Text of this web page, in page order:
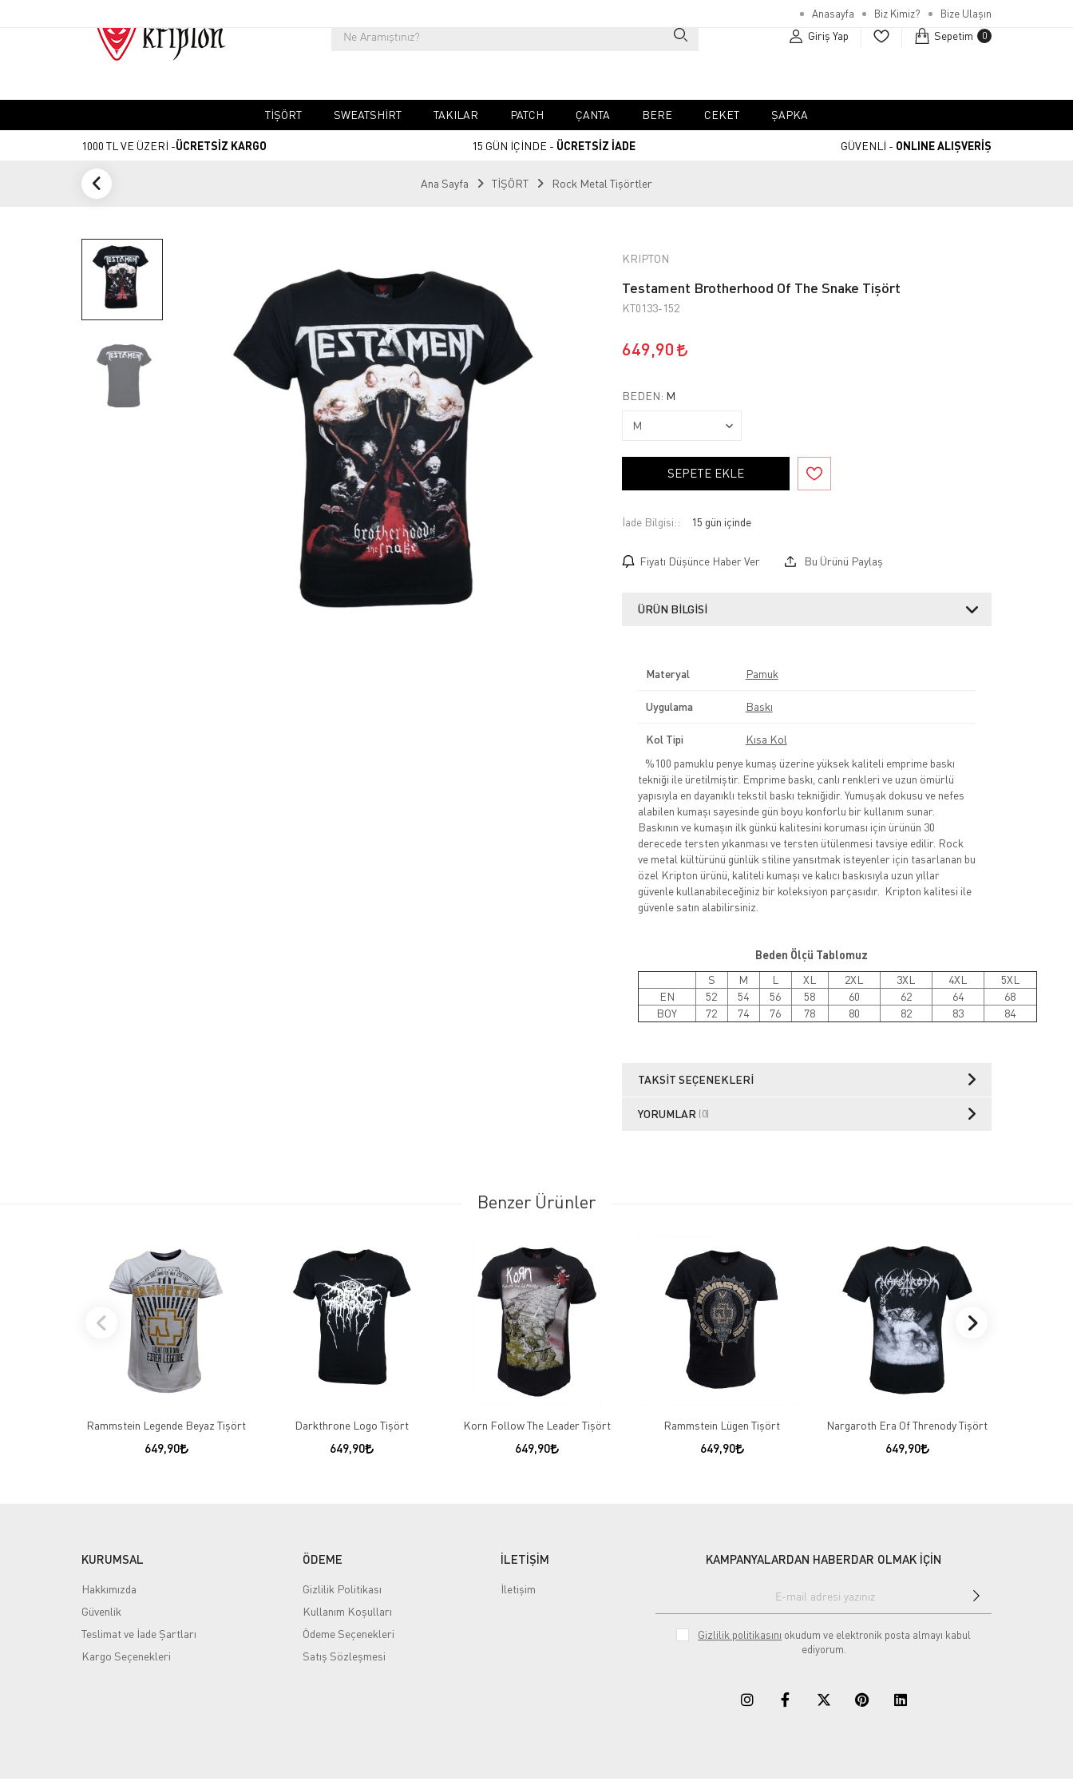
Anasayfa Biz Kimiz? Bize Ulaşın
Giriş Yap Sepetim 0
TIŞÖRT SWEATSHIRT TAKILAR PATCH ÇANTA BERE CEKET ŞAPKA
1000 TL VE ÜZERİ -ÜCRETSİZ KARGO 15 GÜN İÇİNDE - ÜCRETSİZ İADE GÜVENLİ - ONLINE ALIŞVERİŞ
Ana Sayfa TİŞÖRT Rock Metal Tişörtler
KRIPTON
Testament Brotherhood Of The Snake Tişört
KT0133-152
649,90
BEDEN: M
SEPETE EKLE
İade Bilgisi:
Fiyatı Düşünce Haber Ver Bu Ürünü Paylaş
ÜRÜN BILGISI
Materyal Pamuk
Uygulama Baskı
Kol Tipi
Kısa Kol
%100 pamuklu penye kumaş üzerine yüksek kaliteli emprime baskı
tekniği ile üretilmiştir. Emprime baskı, canlı renkleri ve uzun ömürlü
yapısıyla en dayanıklı tekstil baskı tekniğidir. Yumuşak dokusu ve nefes
alabilen kumaşı sayesinde gün boyu konforlu bir kullanım sunar.
Baskının ve kumaşın ilk günkü kalitesini koruması için ürünün 30
derecede tersten yıkanması ve tersten ütülenmesi tavsiye edilir. Rock
ve metal kültürünü günlük stiline yansıtmak isteyenler için tasarlanan bu
özel Kripton ürünü, kaliteli kumaşı ve kalıcı baskısıyla uzun yıllar
güvenle kullanabileceğiniz bir koleksiyon parçasıdır. Kripton kalitesi ile
güvenle satın alabilirsiniz.
Beden Ölçü Tablomuz
S
M L XL 2XL 3XL 4XL
5XL
EN
52 54 56 58 60 62 64
68
BOY
72 74 76 78 80 82 83 84
TAKSIT SEÇENEKLERI
YORUMLAR (0)
Benzer Ürünler
Rammstein Legende Beyaz Tişört
649,90
Darkthrone Logo Tişört
649,90
Korn Follow The Leader Tişört
649,90
Rammstein Lügen Tişört
649,90
Nargaroth Era Of Threnody Tişört
649,90
KURUMSAL
Hakkımızda
Güvenlik
Teslimat ve İade Şartları
Kargo Seçenekleri
ÖDEME
Gizlilik Politikası
Kullanım Koşulları
Ödeme Seçenekleri
Satış Sözleşmesi
İLETİŞİM
İletişim
KAMPANYALARDAN HABERDAR OLMAK İÇİN
Gizlilik politikasını okudum ve elektronik posta almayı kabul
ediyorum.